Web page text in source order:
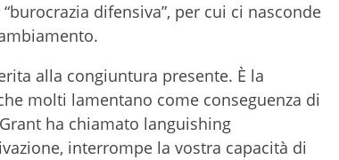
difensiva”, per cui ci nasconde
alla congiuntura presente. È la
molti lamentano come conseguenza di
ha chiamato languishing
interrompe la vostra capacità di